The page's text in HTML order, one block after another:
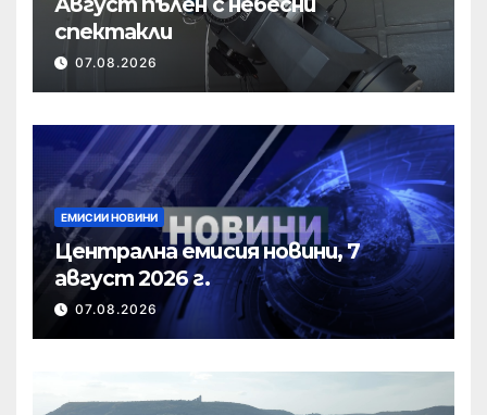
спектакли
07.08.2026
ЕМИСИИ НОВИНИ
Централна емисия новини, 7
август 2026 г.
07.08.2026